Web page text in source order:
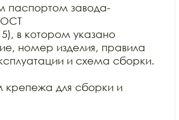
паспортом завода-
5), в котором указано
номер изделия, правила
и схема сборки.
крепежа для сборки и